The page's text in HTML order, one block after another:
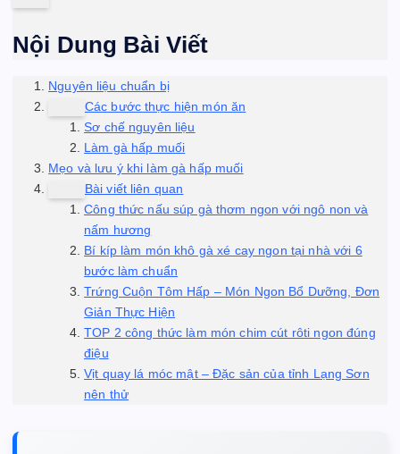
Nội Dung Bài Viết
Nguyên liệu chuẩn bị
Các bước thực hiện món ăn
Sơ chế nguyên liệu
Làm gà hấp muối
Mẹo và lưu ý khi làm gà hấp muối
Bài viết liên quan
Công thức nấu súp gà thơm ngon với ngô non và
nấm hương
Bí kíp làm món khô gà xé cay ngon tại nhà với 6
bước làm chuẩn
Trứng Cuộn Tôm Hấp – Món Ngon Bổ Dưỡng, Đơn
Giản Thực Hiện
TOP 2 công thức làm món chim cút rôti ngon đúng
điệu
Vịt quay lá móc mật – Đặc sản của tỉnh Lạng Sơn
nên thử